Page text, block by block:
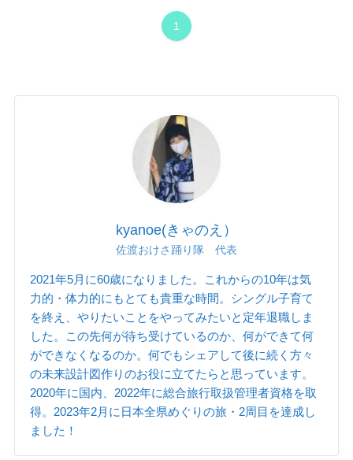
1
kyanoe(きゃのえ）
佐渡おけさ踊り隊 代表
2021年5月に60歳になりました。これからの10年は気
力的・体力的にもとても貴重な時間。シングル子育て
を終え、やりたいことをやってみたいと定年退職しま
した。この先何が待ち受けているのか、何ができて何
ができなくなるのか。何でもシェアして後に続く方々
の未来設計図作りのお役に立てたらと思っています。
2020年に国内、2022年に総合旅行取扱管理者資格を取
得。2023年2月に日本全県めぐりの旅・2周目を達成し
ました！